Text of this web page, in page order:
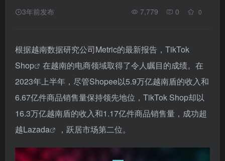
3年前发布 7,779 0 0
根据越南数据研究公司Metric的最新报告， TikTok
Shop
在越南的电商领域取得了令人瞩目的成绩。在
2023年上半年，尽管Shopee以5.9万亿越南盾的收入和
6.67亿件商品销售量保持领先地位，TikTok Shop却以
16.3万亿越南盾的收入和1.17亿件商品销售量，成功超
越Lazada ，跃居市场第二位。